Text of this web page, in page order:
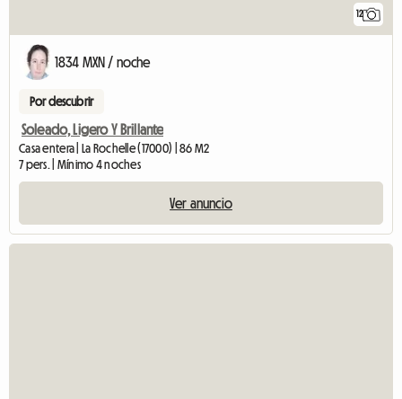
12
1834 MXN / noche
Por descubrir
Soleado, Ligero Y Brillante
Casa entera | La Rochelle (17000) | 86 M2
7 pers. | Mínimo 4 noches
Ver anuncio